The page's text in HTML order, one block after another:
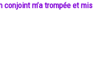
conjoint m’a trompée et mis